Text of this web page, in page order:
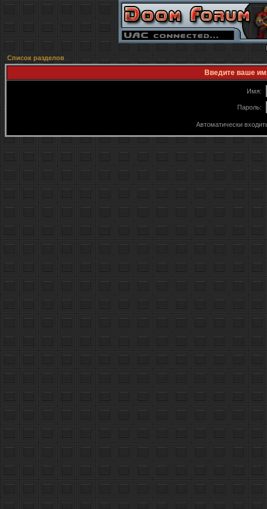
Список разделов
Введите ваше
Имя:
Пароль:
Автоматически